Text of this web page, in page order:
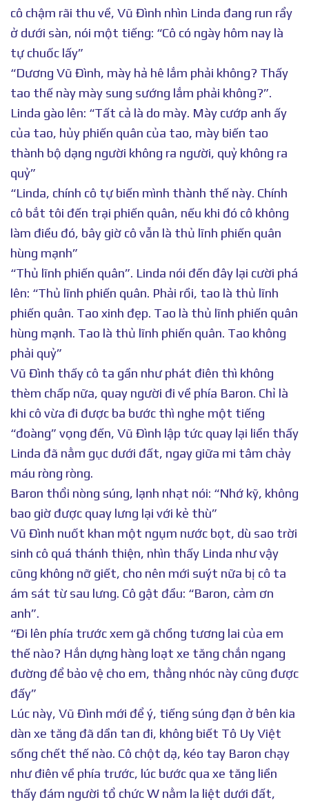
cô chậm rãi thu về, Vũ Đình nhìn Linda đang run rẩy
ở dưới sàn, nói một tiếng: “Cô có ngày hôm nay là
tự chuốc lấy”
“Dương Vũ Đình, mày hả hê lắm phải không? Thấy
tao thế này mày sung sướng lắm phải không?”.
Linda gào lên: “Tất cả là do mày. Mày cướp anh ấy
của tao, hủy phiến quân của tao, mày biến tao
thành bộ dạng người không ra người, quỷ không ra
quỷ”
“Linda, chính cô tự biến mình thành thế này. Chính
cô bắt tôi đến trại phiến quân, nếu khi đó cô không
làm điều đó, bây giờ cô vẫn là thủ lĩnh phiến quân
hùng mạnh”
“Thủ lĩnh phiến quân”. Linda nói đến đây lại cười phá
lên: “Thủ lĩnh phiến quân. Phải rồi, tao là thủ lĩnh
phiến quân. Tao xinh đẹp. Tao là thủ lĩnh phiến quân
hùng mạnh. Tao là thủ lĩnh phiến quân. Tao không
phải quỷ”
Vũ Đình thấy cô ta gần như phát điên thì không
thèm chấp nữa, quay người đi về phía Baron. Chỉ là
khi cô vừa đi được ba bước thì nghe một tiếng
“đoàng” vọng đến, Vũ Đình lập tức quay lại liền thấy
Linda đã nằm gục dưới đất, ngay giữa mi tâm chảy
máu ròng ròng.
Baron thổi nòng súng, lạnh nhạt nói: “Nhớ kỹ, không
bao giờ được quay lưng lại với kẻ thù”
Vũ Đình nuốt khan một ngụm nước bọt, dù sao trời
sinh cô quá thánh thiện, nhìn thấy Linda như vậy
cũng không nỡ giết, cho nên mới suýt nữa bị cô ta
ám sát từ sau lưng. Cô gật đầu: “Baron, cảm ơn
anh”.
“Đi lên phía trước xem gã chồng tương lai của em
thế nào? Hắn dựng hàng loạt xe tăng chắn ngang
đường để bảo vệ cho em, thằng nhóc này cũng được
đấy”
Lúc này, Vũ Đình mới để ý, tiếng súng đạn ở bên kia
dàn xe tăng đã dần tan đi, không biết Tô Uy Việt
sống chết thế nào. Cô chột dạ, kéo tay Baron chạy
như điên về phía trước, lúc bước qua xe tăng liền
thấy đám người tổ chức W nằm la liệt dưới đất,